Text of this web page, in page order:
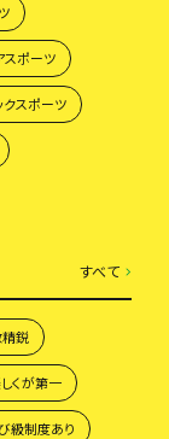
スポーツ
クスポーツ
すべて
鋭
くが第一
級制度あり